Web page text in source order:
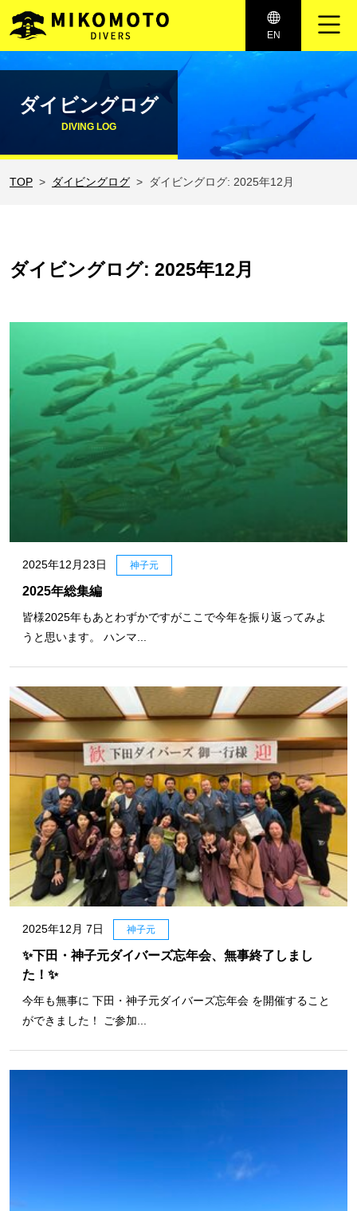
コンテンツへスキップ
メインナビゲーション EN
ダイビングログ
DIVING LOG
TOP ダイビングログ ダイビングログ: 2025年12月
ダイビングログ: 2025年12月
2025年12月23日 神子元
2025年総集編
皆様2025年もあとわずかですがここで今年を振り返ってみよ
うと思います。 ハンマ...
2025年12月 7日 神子元
✨下田・神子元ダイバーズ忘年会、無事終了しまし
た！✨
今年も無事に 下田・神子元ダイバーズ忘年会 を開催すること
ができました！ ご参加...